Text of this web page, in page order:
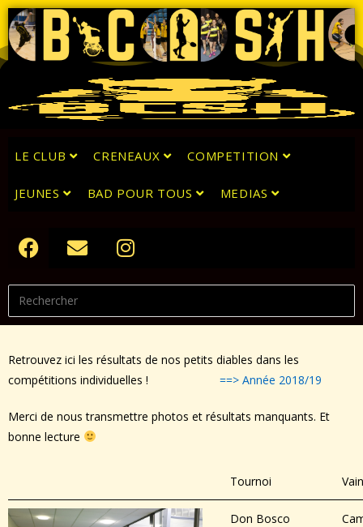
LE CLUB CRENEAUX COMPETITION
JEUNES BAD POUR TOUS MEDIAS
Retrouvez ici les résultats de nos petits diables dans les
compétitions individuelles ! ==> Année 2018/19
Merci de nous transmettre photos et résultats manquants. Et
bonne lecture
Tournoi
Don Bosco